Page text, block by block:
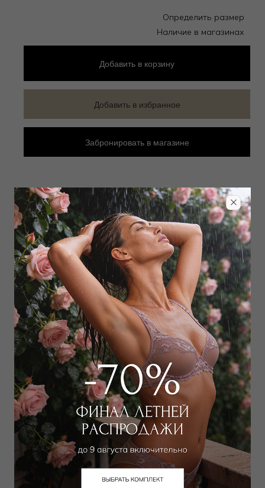
Дополнить образ
Юбка
22 000₽
Выбрать размер
Плавки слип
12 000
Выбрать размер
Определить размер
Наличие в магазинах
Добавить в корзину
Добавить в избранное
Забронировать в магазине